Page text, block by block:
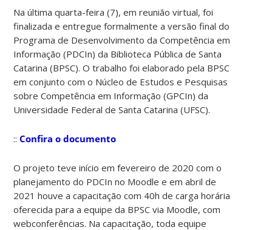
Na última quarta-feira (7), em reunião virtual, foi
finalizada e entregue formalmente a versão final do
Programa de Desenvolvimento da Competência em
Informação (PDCIn) da Biblioteca Pública de Santa
Catarina (BPSC). O trabalho foi elaborado pela BPSC
em conjunto com o Núcleo de Estudos e Pesquisas
sobre Competência em Informação (GPCIn) da
Universidade Federal de Santa Catarina (UFSC).
::Confira o documento
O projeto teve início em fevereiro de 2020 com o
planejamento do PDCIn no Moodle e em abril de
2021 houve a capacitação com 40h de carga horária
oferecida para a equipe da BPSC via Moodle, com
webconferências. Na capacitação, toda equipe